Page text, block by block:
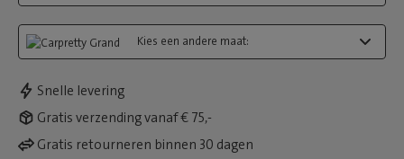
Kies een andere maat:
Snelle levering
Gratis verzending vanaf € 75,-
Gratis retourneren binnen 30 dagen